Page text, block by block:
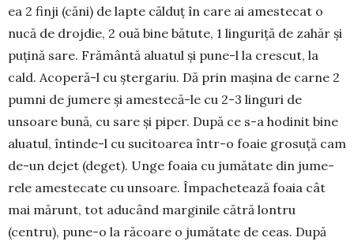
ea 2 finji (căni) de lapte călduț în care ai ames­tecat o
nucă de drojdie, 2 ouă bine bătute, 1 linguriță de za­hăr și
pu­țină sare. Frământă alua­tul și pune-l la crescut, la
cald. Acoperă-l cu ștergariu. Dă prin ma­șina de carne 2
pumni de jume­re și ameste­că-le cu 2-3 linguri de
unsoare bună, cu sare și piper. După ce s-a hodinit bine
aluatul, întinde-l cu sucitoarea într-o foaie grosuță cam
de-un dejet (deget). Unge foaia cu jumătate din jume­
re­le amestecate cu unsoare. Împa­che­tează foaia cât
mai mărunt, tot aducând marginile cătră lontru
(centru), pune-o la răcoare o ju­mă­tate de ceas. După